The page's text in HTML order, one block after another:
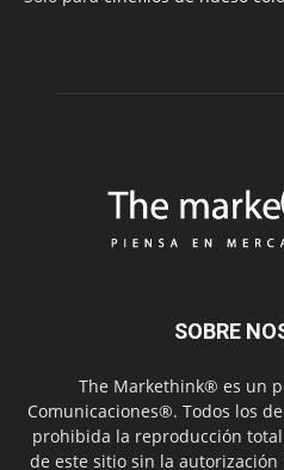
SOBRE
The Markethink® es un
Comunicaciones®. Todos los
prohibida la reproducción
de este sitio sin la